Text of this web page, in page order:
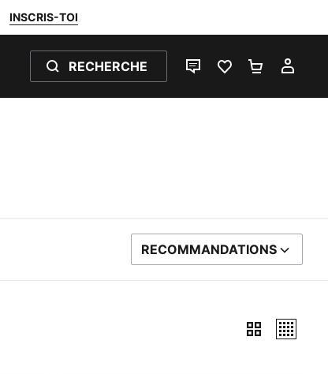
INSCRIS-TOI
RECHERCHE
LIVE CHATFAVORIS 0PANIER 0
TRIER PAR
RECOMMANDATIONS